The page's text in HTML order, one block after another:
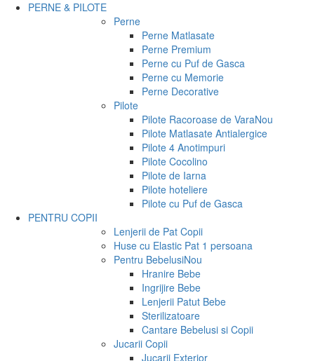
PERNE & PILOTE
Perne
Perne Matlasate
Perne Premium
Perne cu Puf de Gasca
Perne cu Memorie
Perne Decorative
Pilote
Pilote Racoroase de VaraNou
Pilote Matlasate Antialergice
Pilote 4 Anotimpuri
Pilote Cocolino
Pilote de Iarna
Pilote hoteliere
Pilote cu Puf de Gasca
PENTRU COPII
Lenjerii de Pat Copii
Huse cu Elastic Pat 1 persoana
Pentru BebelusiNou
Hranire Bebe
Ingrijire Bebe
Lenjerii Patut Bebe
Sterilizatoare
Cantare Bebelusi si Copii
Jucarii Copii
Jucarii Exterior